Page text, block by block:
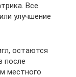
Все
улучшение
остаются
после
местного